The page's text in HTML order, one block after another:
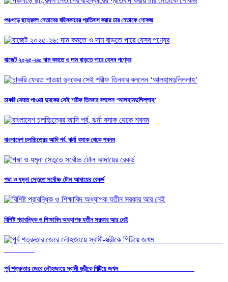
পঞ্চগড়ে ছাত্রদল নেতাদের বহিস্কারের প্রতিবাদ করায় চার নেতাকে শোকজ
বাজেট ২০২৫-২৬: দাম কমতে ও দাম বাড়তে পারে যেসব পণ্যের
চাকরি ফেরত পাওয়া দুদকের সেই শরীফ তিনবার বললেন ‘আলহামদুলিল্লাহ’
বাংলাদেশ চলচ্চিত্রের আদি পর্ব, ঝর্না বসাক থেকে শবনম
পদ্মা ও যমুনা সেতুতে সর্বোচ্চ টোল আদায়ের রেকর্ড
বিশিষ্ট প্রাবন্ধিক ও শিক্ষাবিদ অধ্যাপক যতীন সরকার আর নেই
পূর্ব শত্রুতার জেরে লৌহজংয়ে স্বামী-স্ত্রীকে পিটিয়ে জখম